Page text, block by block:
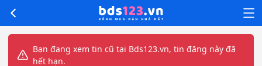
Bạn đang xem tin cũ tại Bds123.vn, tin đăng này đã
hết hạn.